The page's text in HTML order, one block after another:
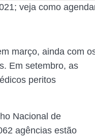
veja como
março, ainda com
Em setembro, as
peritos
Nacional de
agências estão